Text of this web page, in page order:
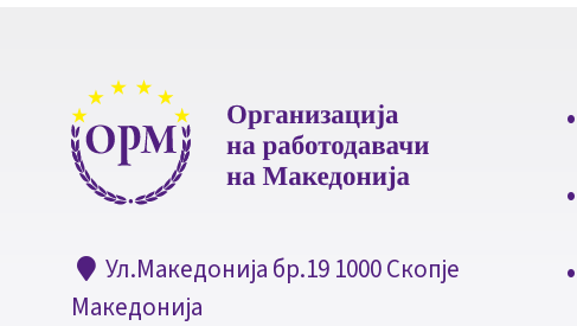
Ул.Македонија бр.19 1000 Скопје
Македонија